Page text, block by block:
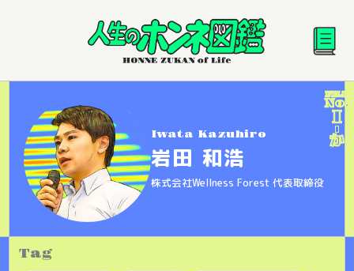
Iwata Kazuhiro
岩田 和浩
株式会社Wellness Forest 代表取締役
FILE
No.
I
か
Tag